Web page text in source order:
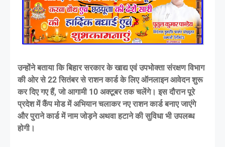
उन्होंने बताया कि बिहार सरकार के खाद्य एवं उपभोक्ता संरक्षण विभाग
की ओर से 22 सितंबर से राशन कार्ड के लिए ऑनलाइन आवेदन शुरू
कर दिए गए हैं, जो आगामी 10 अक्टूबर तक चलेंगे। इस दौरान पूरे
प्रदेश में कैंप मोड में अभियान चलाकर नए राशन कार्ड बनाए जाएंगे
और पुराने कार्ड में नाम जोड़ने अथवा हटाने की सुविधा भी उपलब्ध
होगी।